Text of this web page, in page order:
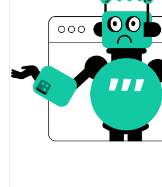
Abertura / Fecho de
A mudança de ontem
Volume de ontem
Histórico do preço do LETSTOP